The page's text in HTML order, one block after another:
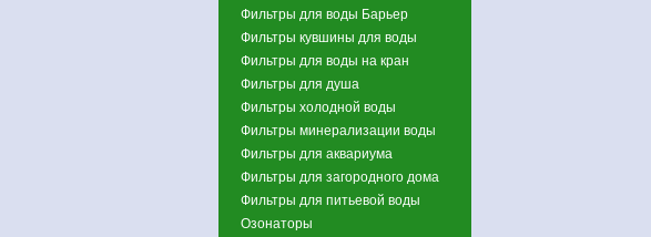
Фильтры для воды Барьер
Фильтры кувшины для воды
Фильтры для воды на кран
Фильтры для душа
Фильтры холодной воды
Фильтры минерализации воды
Фильтры для аквариума
Фильтры для загородного дома
Фильтры для питьевой воды
Озонаторы